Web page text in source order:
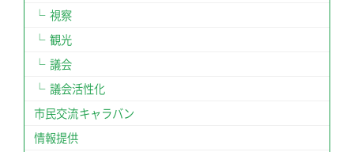
視察
観光
議会
議会活性化
市民交流キャラバン
情報提供